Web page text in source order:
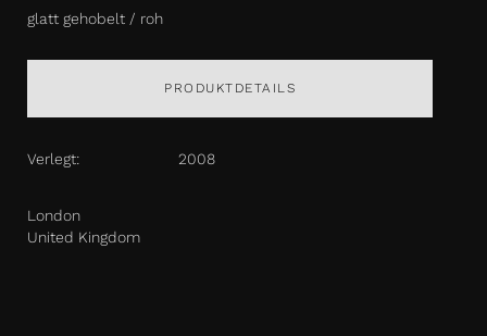
glatt gehobelt / roh
PRODUKTDETAILS
Verlegt: 2008
London
United Kingdom